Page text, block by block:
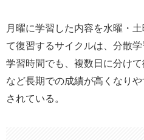
月曜に学習した内容を水曜・
て復習するサイクルは、分散
学習時間でも、複数日に分け
など長期での成績が高くなり
されている。